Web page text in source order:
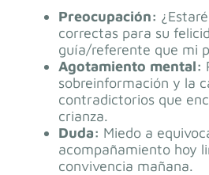
Preocupación:
correctas para su
guía/referente que mi
Agotamiento mental:
sobreinformación y la
contradictorios que
crianza.
Duda: Miedo a
acompañamiento hoy
convivencia mañana.